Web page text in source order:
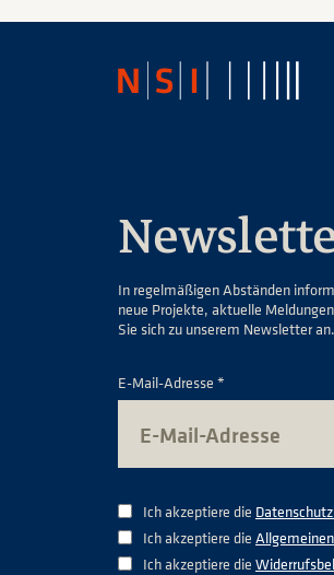
In regelmäßigen Abständen
neue Projekte, aktuelle
Sie sich zu unserem Newsletter an.
E-Mail-Adresse *
Ich akzeptiere die
Ich akzeptiere die
Ich akzeptiere die